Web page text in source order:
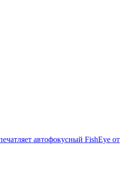
автофокусный FishEye от